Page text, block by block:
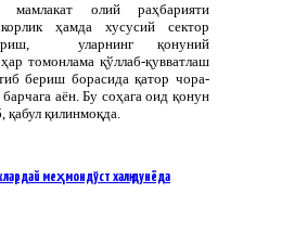
мамлакат олий раҳбарияти
ҳамда хусусий сектор
уларнинг қонуний
томонлама қўллаб-қувватлаш
бериш борасида қатор чора-
аён. Бу соҳага оид қонун
қилинмоқда.
меҳмондўст халқ дунёда